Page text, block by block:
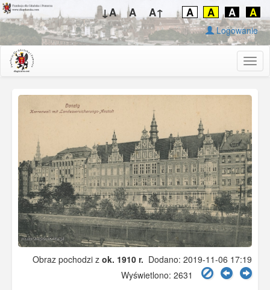
↓A A A↑ A A A A
Logowanie
Obraz pochodzi z ok. 1910 r. Dodano: 2019-11-06 17:19
Wyświetlono: 2631